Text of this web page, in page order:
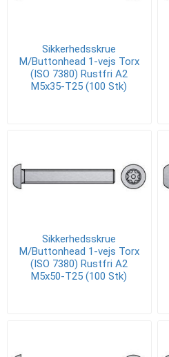
Sikkerhedsskrue
M/Buttonhead 1-vejs Torx
(ISO 7380) Rustfri A2
M5x35-T25 (100 Stk)
Sikkerhedsskrue
M/Buttonhead 1-vejs Torx
(ISO 7380) Rustfri A2
M5x50-T25 (100 Stk)